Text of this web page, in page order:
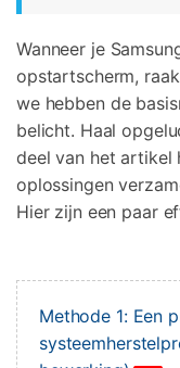
Wanneer je
opstartscherm,
we hebben de
belicht. Haal
deel van het artikel
oplossingen
Hier zijn een paar
Methode 1: Een